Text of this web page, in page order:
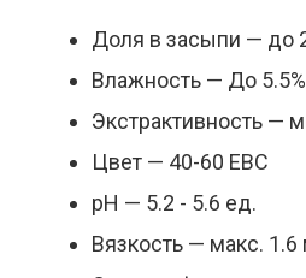
Доля в засыпи — до
Влажность — До 5.5%
Экстрактивность —
Цвет — 40-60 EBC
pH — 5.2 - 5.6 ед.
Вязкость — макс.